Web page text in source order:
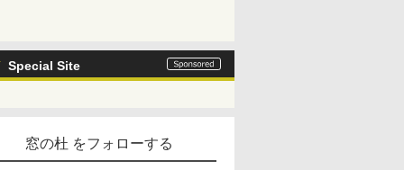
Special Site
窓の杜 をフォローする